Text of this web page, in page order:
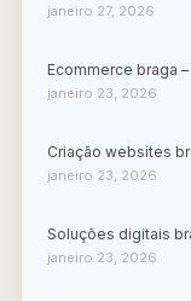
janeiro 27, 2026
Ecommerce braga
janeiro 23, 2026
Criação websites
janeiro 23, 2026
Soluções digitais
janeiro 23, 2026